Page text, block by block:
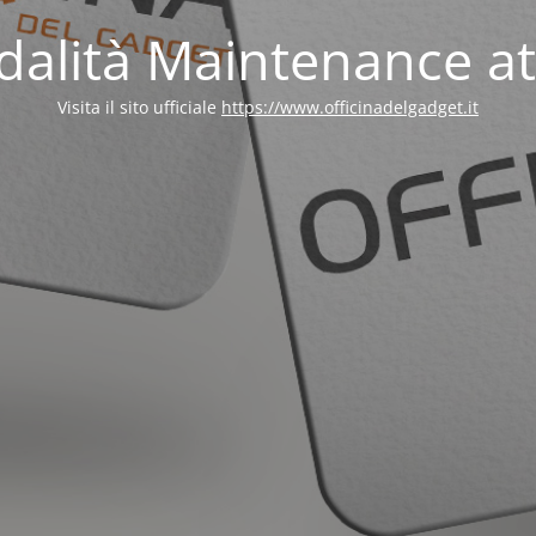
Maintenance
Visita il sito ufficiale https://www.officinadelgadget.it